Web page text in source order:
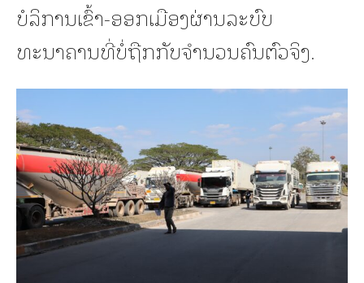
ບໍລິການເຂົ້າ-ອອກເມືອງຜ່ານລະບົບ
ທະນາຄານທີ່ບໍ່ຖືກກັບຈໍານວນຄົນຕົວຈິງ.